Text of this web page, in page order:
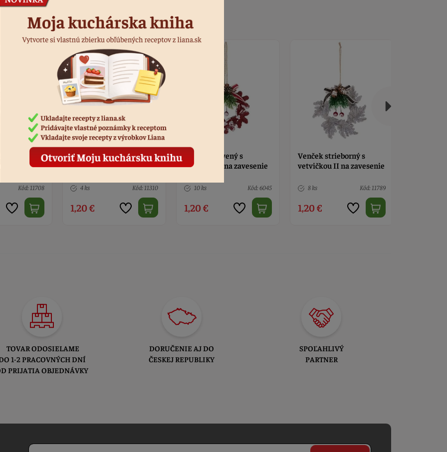
s
zavesenie
Kód: 11310
Venček červený s
vetvičkou I na zavesenie
10 ks Kód: 6045
1,20 €
Venček strieborný s
vetvičkou II na zavesenie
8 ks Kód: 11789
1,20 €
Venček červený s
vetvičkou II na zavesenie
> 10 Kód: 12545
1,20 €
TOVAR ODOSIELAME
1-2 PRACOVNÝCH DNÍ
PRIJATIA OBJEDNÁVKY
DORUČENIE AJ DO
ČESKEJ REPUBLIKY
SPOĽAHLIVÝ
PARTNER